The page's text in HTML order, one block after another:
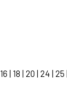
| 18 | 20 | 24 | 25